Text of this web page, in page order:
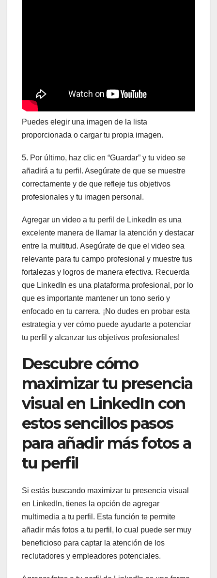
Puedes elegir una imagen de la lista
proporcionada o cargar tu propia imagen.
5. Por último, haz clic en “Guardar” y tu video se
añadirá a tu perfil. Asegúrate de que se muestre
correctamente y de que refleje tus objetivos
profesionales y tu imagen personal.
Agregar un video a tu perfil de LinkedIn es una
excelente manera de llamar la atención y destacar
entre la multitud. Asegúrate de que el video sea
relevante para tu campo profesional y muestre tus
fortalezas y logros de manera efectiva. Recuerda
que LinkedIn es una plataforma profesional, por lo
que es importante mantener un tono serio y
enfocado en tu carrera. ¡No dudes en probar esta
estrategia y ver cómo puede ayudarte a potenciar
tu perfil y alcanzar tus objetivos profesionales!
Descubre cómo
maximizar tu presencia
visual en LinkedIn con
estos sencillos pasos
para añadir más fotos a
tu perfil
Si estás buscando maximizar tu presencia visual
en LinkedIn, tienes la opción de agregar
multimedia a tu perfil. Esta función te permite
añadir más fotos a tu perfil, lo cual puede ser muy
beneficioso para captar la atención de los
reclutadores y empleadores potenciales.